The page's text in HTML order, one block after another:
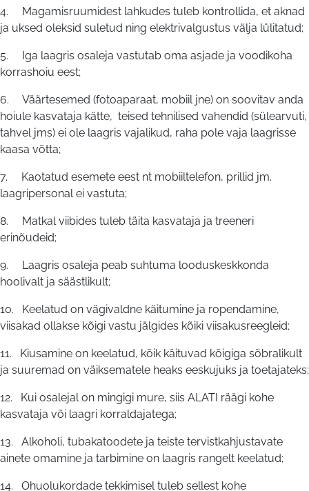
4. Magamisruumidest lahkudes tuleb kontrollida, et aknad
ja uksed oleksid suletud ning elektrivalgustus välja lülitatud;
5. Iga laagris osaleja vastutab oma asjade ja voodikoha
korrashoiu eest;
6. Väärtesemed (fotoaparaat, mobiil jne) on soovitav anda
hoiule kasvataja kätte, teised tehnilised vahendid (sülearvuti,
tahvel jms) ei ole laagris vajalikud, raha pole vaja laagrisse
kaasa võtta;
7. Kaotatud esemete eest nt mobiiltelefon, prillid jm.
laagripersonal ei vastuta;
8. Matkal viibides tuleb täita kasvataja ja treeneri
erinõudeid;
9. Laagris osaleja peab suhtuma looduskeskkonda
hoolivalt ja säästlikult;
10. Keelatud on vägivaldne käitumine ja ropendamine,
viisakad ollakse kõigi vastu jälgides kõiki viisakusreegleid;
11. Kiusamine on keelatud, kõik käituvad kõigiga sõbralikult
ja suuremad on väiksematele heaks eeskujuks ja toetajateks;
12. Kui osalejal on mingigi mure, siis ALATI räägi kohe
kasvataja või laagri korraldajatega;
13. Alkoholi, tubakatoodete ja teiste tervistkahjustavate
ainete omamine ja tarbimine on laagris rangelt keelatud;
14. Ohuolukordade tekkimisel tuleb sellest kohe